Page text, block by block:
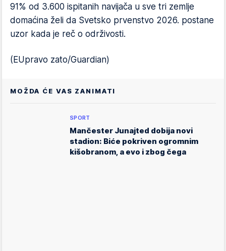
91% od 3.600 ispitanih navijača u sve tri zemlje
domaćina želi da Svetsko prvenstvo 2026. postane
uzor kada je reč o održivosti.
(EUpravo zato/Guardian)
MOŽDA ĆE VAS ZANIMATI
SPORT
Mančester Junajted dobija novi
stadion: Biće pokriven ogromnim
kišobranom, a evo i zbog čega